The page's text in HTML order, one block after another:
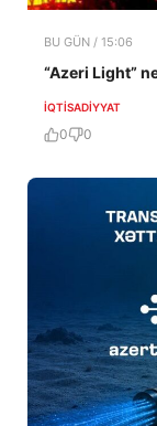
BU GÜN / 15:06
“Azeri Light”
İQTISADIYYAT
0 0